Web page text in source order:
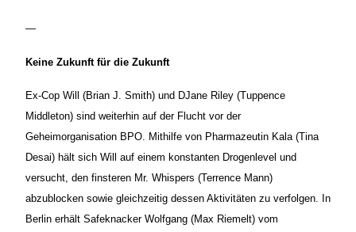
—
Keine Zukunft für die Zukunft
Ex-Cop Will (Brian J. Smith) und DJane Riley (Tuppence
Middleton) sind weiterhin auf der Flucht vor der
Geheimorganisation BPO. Mithilfe von Pharmazeutin Kala (Tina
Desai) hält sich Will auf einem konstanten Drogenlevel und
versucht, den finsteren Mr. Whispers (Terrence Mann)
abzublocken sowie gleichzeitig dessen Aktivitäten zu verfolgen. In
Berlin erhält Safeknacker Wolfgang (Max Riemelt) vom